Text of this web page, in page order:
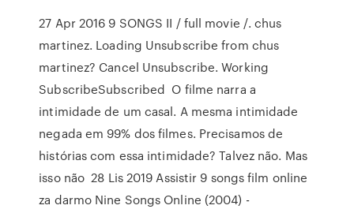
27 Apr 2016 9 SONGS II / full movie /. chus
martinez. Loading Unsubscribe from chus
martinez? Cancel Unsubscribe. Working
SubscribeSubscribed O filme narra a
intimidade de um casal. A mesma intimidade
negada em 99% dos filmes. Precisamos de
histórias com essa intimidade? Talvez não. Mas
isso não 28 Lis 2019 Assistir 9 songs film online
za darmo Nine Songs Online (2004) -